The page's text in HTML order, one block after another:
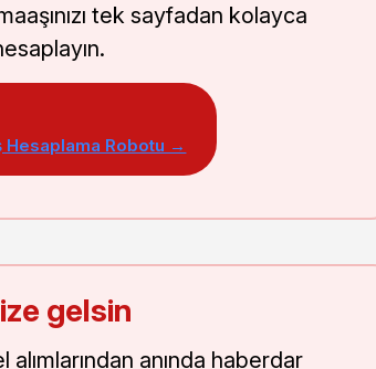
tek sayfadan kolayca
Hesaplama Robotu →
gelsin
anında haberdar